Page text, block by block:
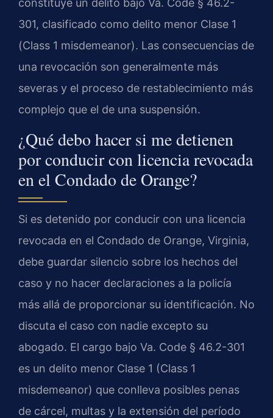
constituye un delito bajo Va. Code § 46.2-
301, clasificado como delito menor Clase 1
(Class 1 misdemeanor). Las consecuencias de
una revocación son generalmente más
severas y el proceso de restablecimiento más
complejo que el de una suspensión.
¿Qué debo hacer si me detienen
por conducir con licencia revocada
en el Condado de Orange?
Si es detenido por conducir con una licencia
revocada en el Condado de Orange, Virginia,
debe guardar silencio sobre los hechos del
caso y no hacer declaraciones a la policía
más allá de proporcionar su identificación. No
discuta el caso con nadie excepto su
abogado. El cargo bajo Va. Code § 46.2-301
es un delito menor Clase 1 (Class 1
misdemeanor) que conlleva posibles penas
de cárcel, multas y la extensión del período